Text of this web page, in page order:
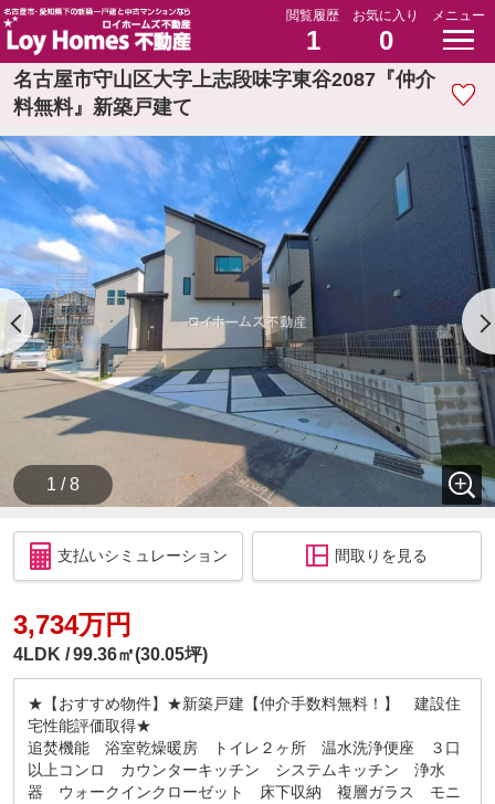
閲覧履歴
1
お気に入り
0
メニュー
名古屋市守山区大字上志段味字東谷2087『仲介
料無料』新築戸建て
1 / 8
支払いシミュレーション 間取りを見る
3,734万円
4LDK 99.36㎡(30.05坪)
★【おすすめ物件】★新築戸建【仲介手数料無料！】 建設住
宅性能評価取得★
追焚機能 浴室乾燥暖房 トイレ２ヶ所 温水洗浄便座 ３口
以上コンロ カウンターキッチン システムキッチン 浄水
器 ウォークインクローゼット 床下収納 複層ガラス モニ